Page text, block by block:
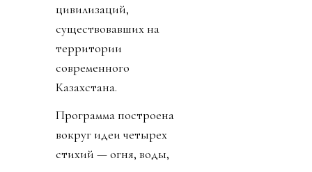
цивилизаций,
существовавших на
территории
современного
Казахстана.
Программа построена
вокруг идеи четырех
стихий — огня, воды,